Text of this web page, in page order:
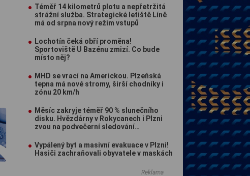
Téměř 14 kilometrů plotu a nepřetržitá
strážní služba. Strategické letiště Líně
má od srpna nový režim vstupů
Lochotín čeká obří proměna!
Sportoviště U Bazénu zmizí. Co bude
místo něj?
MHD se vrací na Americkou. Plzeňská
tepna má nové stromy, širší chodníky i
zónu 20 km/h
Měsíc zakryje téměř 90 % slunečního
disku. Hvězdárny v Rokycanech i Plzni
zvou na podvečerní sledování
Vypálený byt a masivní evakuace v Plzni!
Hasiči zachraňovali obyvatele v maskách
Reklama